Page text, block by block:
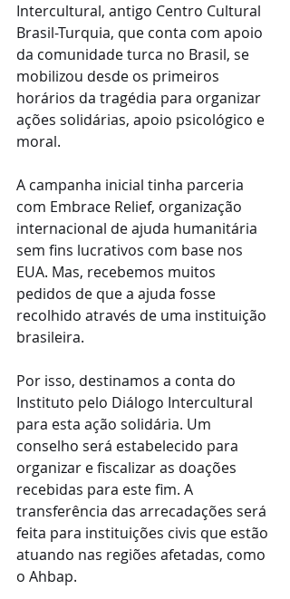
Intercultural, antigo Centro Cultural
Brasil-Turquia, que conta com apoio
da comunidade turca no Brasil, se
mobilizou desde os primeiros
horários da tragédia para organizar
ações solidárias, apoio psicológico e
moral.
A campanha inicial tinha parceria
com Embrace Relief, organização
internacional de ajuda humanitária
sem fins lucrativos com base nos
EUA. Mas, recebemos muitos
pedidos de que a ajuda fosse
recolhido através de uma instituição
brasileira.
Por isso, destinamos a conta do
Instituto pelo Diálogo Intercultural
para esta ação solidária. Um
conselho será estabelecido para
organizar e fiscalizar as doações
recebidas para este fim. A
transferência das arrecadações será
feita para instituições civis que estão
atuando nas regiões afetadas, como
o Ahbap.